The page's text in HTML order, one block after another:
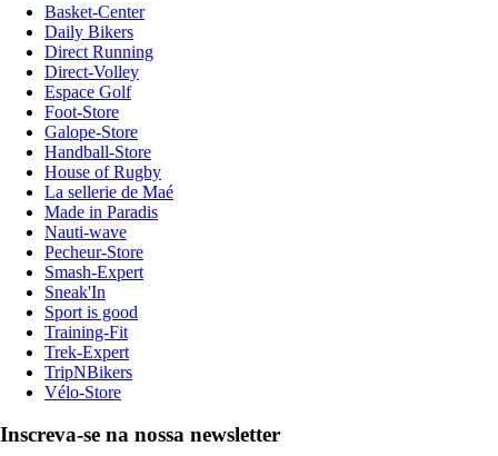
Basket-Center
Daily Bikers
Direct Running
Direct-Volley
Espace Golf
Foot-Store
Galope-Store
Handball-Store
House of Rugby
La sellerie de Maé
Made in Paradis
Nauti-wave
Pecheur-Store
Smash-Expert
Sneak'In
Sport is good
Training-Fit
Trek-Expert
TripNBikers
Vélo-Store
Inscreva-se na nossa newsletter